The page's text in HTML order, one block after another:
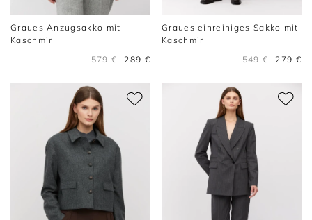
Graues Anzugsakko mit
Kaschmir
579 €
289 €
Graues einreihiges Sakko mit
Kaschmir
549 €
279 €